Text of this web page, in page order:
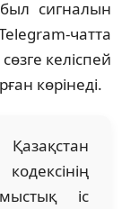
сигналын
чатта
келіспей
көрінеді.
іс